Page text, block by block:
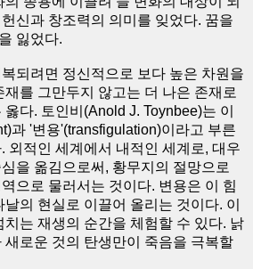
신과 창조력의 의미를 잊었다. 꿈을
잃었다.
되려면 정신적으로 보다 높은 차원을
를 그만두지 않고는 더 나은 존재로
다. 토인비(Anold J. Toynbee)는 이
과 '변용'(transfigulation)이라고 부른
외적인 세계에서 내적인 세계로, 대우
을 옮김으로써, 황무지의 절망으로
으로 물러서는 것이다. 변용은 이 힘
의 현실로 이끌어 올리는 것이다. 이
치는 재생의 순간을 체험할 수 있다. 낡
새로운 것의 탄생만이 죽음을 극복할